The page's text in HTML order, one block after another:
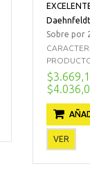
Daehnfeldt
Sobre por
VER